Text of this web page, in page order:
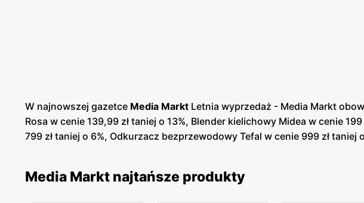
W najnowszej gazetce Media Markt Letnia wyprzedaż - Media Markt
Rosa w cenie 139,99 zł taniej o 13%, Blender kielichowy Midea w cenie
799 zł taniej o 6%, Odkurzacz bezprzewodowy Tefal w cenie 999 zł taniej
Media Markt najtańsze produkty